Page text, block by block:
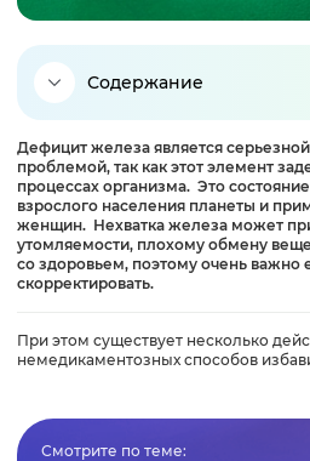
Содержание
Для чего организму железо?
Причины дефицита железа
Симптомы дефицита железа
Диагностика
Дефицит железа является
проблемой, так как этот элемент
процессах организма. Это состояние
взрослого населения планеты и
женщин. Нехватка железа может
утомляемости, плохому обмену
со здоровьем, поэтому очень важно
скорректировать.
При этом существует несколько
немедикаментозных способов
Смотрите по теме: